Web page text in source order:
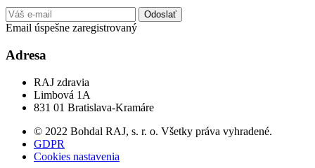
Odoslať
Email úspešne zaregistrovaný
Adresa
RAJ zdravia
Limbová 1A
831 01 Bratislava-Kramáre
© 2022 Bohdal RAJ, s. r. o. Všetky práva vyhradené.
GDPR
Cookies nastavenia